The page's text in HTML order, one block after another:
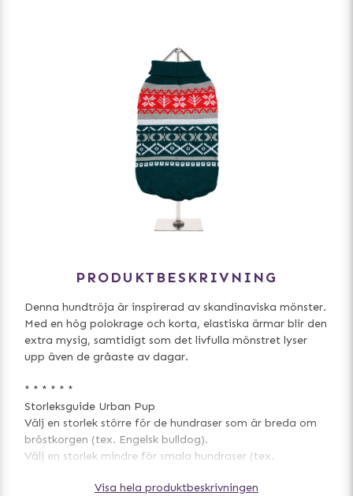
PRODUKTBESKRIVNING
Denna hundtröja är inspirerad av skandinaviska mönster.
Med en hög polokrage och korta, elastiska ärmar blir den
extra mysig, samtidigt som det livfulla mönstret lyser
upp även de gråaste av dagar.
* * * * * *
Storleksguide Urban Pup
Välj en storlek större för de hundraser som är breda om
bröstkorgen (tex. Engelsk bulldog).
Välj en storlek mindre för smala hundraser (tex.
Visa hela produktbeskrivningen